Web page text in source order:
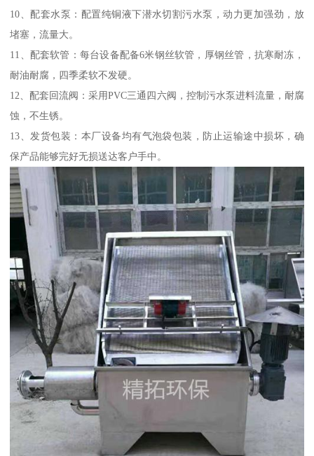
10、配套水泵：配置纯铜液下潜水切割污水泵，动力更加强劲，放
堵塞，流量大。
11、配套软管：每台设备配备6米钢丝软管，厚钢丝管，抗寒耐冻，
耐油耐腐，四季柔软不发硬。
12、配套回流阀：采用PVC三通四六阀，控制污水泵进料流量，耐腐
蚀，不生锈。
13、发货包装：本厂设备均有气泡袋包装，防止运输途中损坏，确
保产品能够完好无损送达客户手中。